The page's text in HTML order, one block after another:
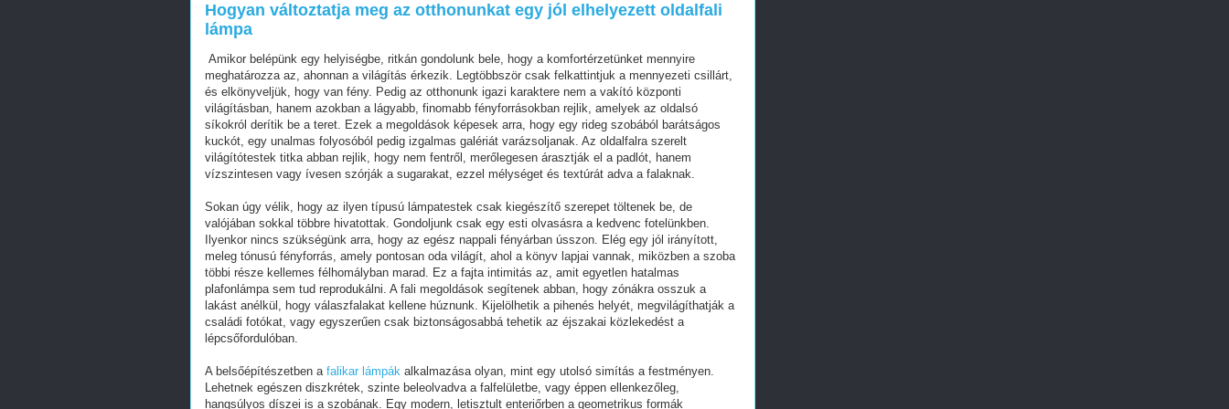
Hogyan változtatja meg az otthonunkat egy jól elhelyezett oldalfali
lámpa
Amikor belépünk egy helyiségbe, ritkán gondolunk bele, hogy a komfortérzetünket mennyire
meghatározza az, ahonnan a világítás érkezik. Legtöbbször csak felkattintjuk a mennyezeti csillárt,
és elkönyveljük, hogy van fény. Pedig az otthonunk igazi karaktere nem a vakító központi
világításban, hanem azokban a lágyabb, finomabb fényforrásokban rejlik, amelyek az oldalsó
síkokról derítik be a teret. Ezek a megoldások képesek arra, hogy egy rideg szobából barátságos
kuckót, egy unalmas folyosóból pedig izgalmas galériát varázsoljanak. Az oldalfalra szerelt
világítótestek titka abban rejlik, hogy nem fentről, merőlegesen árasztják el a padlót, hanem
vízszintesen vagy ívesen szórják a sugarakat, ezzel mélységet és textúrát adva a falaknak.
Sokan úgy vélik, hogy az ilyen típusú lámpatestek csak kiegészítő szerepet töltenek be, de
valójában sokkal többre hivatottak. Gondoljunk csak egy esti olvasásra a kedvenc fotelünkben.
Ilyenkor nincs szükségünk arra, hogy az egész nappali fényárban ússzon. Elég egy jól irányított,
meleg tónusú fényforrás, amely pontosan oda világít, ahol a könyv lapjai vannak, miközben a szoba
többi része kellemes félhomályban marad. Ez a fajta intimitás az, amit egyetlen hatalmas
plafonlámpa sem tud reprodukálni. A fali megoldások segítenek abban, hogy zónákra osszuk a
lakást anélkül, hogy válaszfalakat kellene húznunk. Kijelölhetik a pihenés helyét, megvilágíthatják a
családi fotókat, vagy egyszerűen csak biztonságosabbá tehetik az éjszakai közlekedést a
lépcsőfordulóban.
A belsőépítészetben a falikar lámpák alkalmazása olyan, mint egy utolsó simítás a festményen.
Lehetnek egészen diszkrétek, szinte beleolvadva a falfelületbe, vagy éppen ellenkezőleg,
hangsúlyos díszei is a szobának. Egy modern, letisztult enteriőrben a geometrikus formák